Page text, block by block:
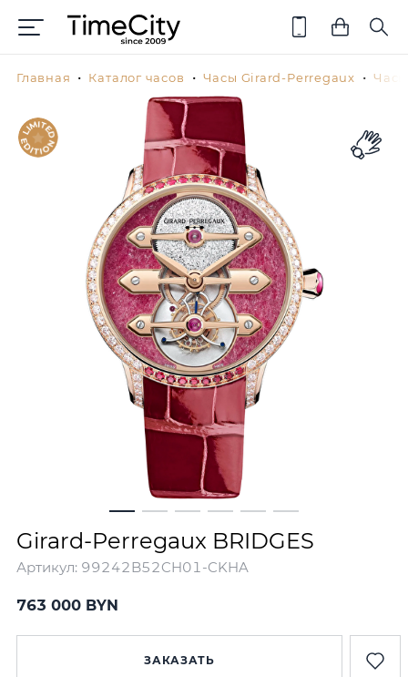
Главная Каталог часов Часы Girard-Perregaux
Girard-Perregaux BRIDGES
Артикул: 99242B52CH01-CKHA
763 000 BYN
ЗАКАЗАТЬ